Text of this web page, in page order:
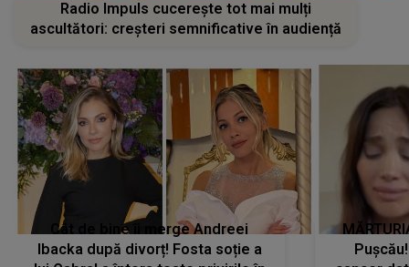
Radio Impuls cucerește tot mai mulți
ascultători: creșteri semnificative în audiență
Cât de bine îi merge Andreei
Ibacka după divorț! Fosta soție a